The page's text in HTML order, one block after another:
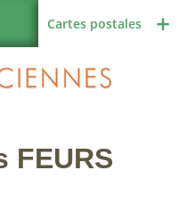
Cartes postales
FEURS